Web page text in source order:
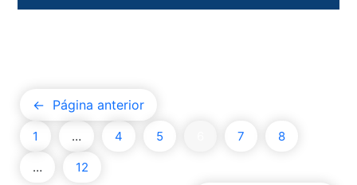
← Página anterior
1 … 4 5 7 8
… 12